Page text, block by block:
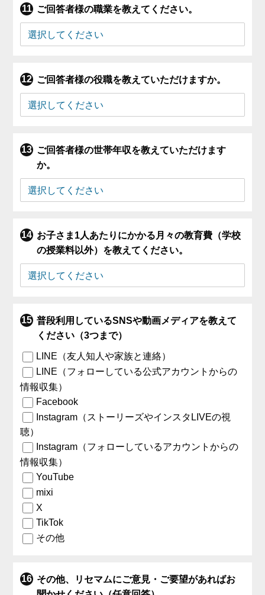
ご回答者様の職業を教えてください。
ご回答者様の役職を教えていただけますか。
ご回答者様の世帯年収を教えていただけます
か。
お子さま1人あたりにかかる月々の教育費（学校
の授業料以外）を教えてください。
普段利用しているSNSや動画メディアを教えて
ください（3つまで）
LINE（友人知人や家族と連絡）
LINE（フォローしている公式アカウントからの
情報収集）
Facebook
Instagram（ストーリーズやインスタLIVEの視
聴）
Instagram（フォローしているアカウントからの
情報収集）
YouTube
mixi
X
TikTok
その他
その他、リセマムにご意見・ご要望があればお